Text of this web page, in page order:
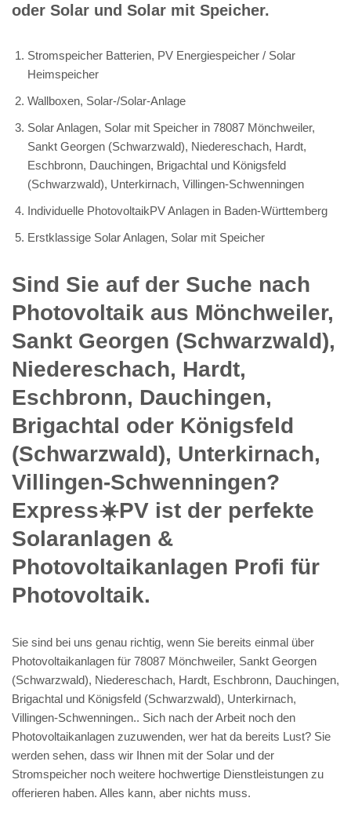
oder Solar und Solar mit Speicher.
Stromspeicher Batterien, PV Energiespeicher / Solar
Heimspeicher
Wallboxen, Solar-/Solar-Anlage
Solar Anlagen, Solar mit Speicher in 78087 Mönchweiler,
Sankt Georgen (Schwarzwald), Niedereschach, Hardt,
Eschbronn, Dauchingen, Brigachtal und Königsfeld
(Schwarzwald), Unterkirnach, Villingen-Schwenningen
Individuelle PhotovoltaikPV Anlagen in Baden-Württemberg
Erstklassige Solar Anlagen, Solar mit Speicher
Sind Sie auf der Suche nach
Photovoltaik aus Mönchweiler,
Sankt Georgen (Schwarzwald),
Niedereschach, Hardt,
Eschbronn, Dauchingen,
Brigachtal oder Königsfeld
(Schwarzwald), Unterkirnach,
Villingen-Schwenningen?
Express☀️PV️ ist der perfekte
Solaranlagen &
Photovoltaikanlagen Profi für
Photovoltaik.
Sie sind bei uns genau richtig, wenn Sie bereits einmal über
Photovoltaikanlagen für 78087 Mönchweiler, Sankt Georgen
(Schwarzwald), Niedereschach, Hardt, Eschbronn, Dauchingen,
Brigachtal und Königsfeld (Schwarzwald), Unterkirnach,
Villingen-Schwenningen.. Sich nach der Arbeit noch den
Photovoltaikanlagen zuzuwenden, wer hat da bereits Lust? Sie
werden sehen, dass wir Ihnen mit der Solar und der
Stromspeicher noch weitere hochwertige Dienstleistungen zu
offerieren haben. Alles kann, aber nichts muss.